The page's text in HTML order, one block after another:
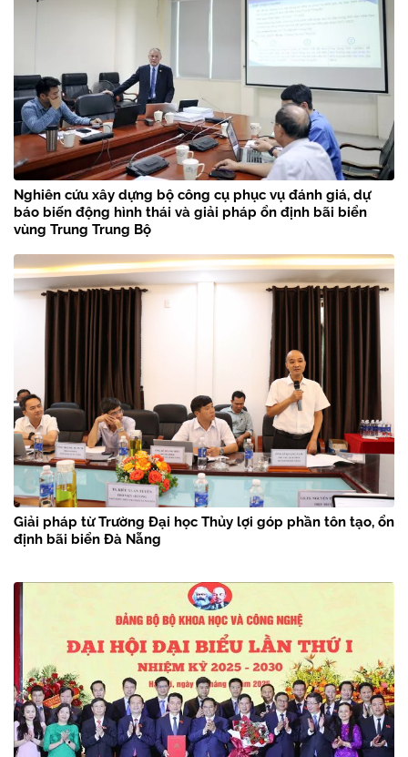
Nghiên cứu xây dựng bộ công cụ phục vụ đánh giá, dự
báo biến động hình thái và giải pháp ổn định bãi biển
vùng Trung Trung Bộ
Giải pháp từ Trường Đại học Thủy lợi góp phần tôn tạo, ổn
định bãi biển Đà Nẵng